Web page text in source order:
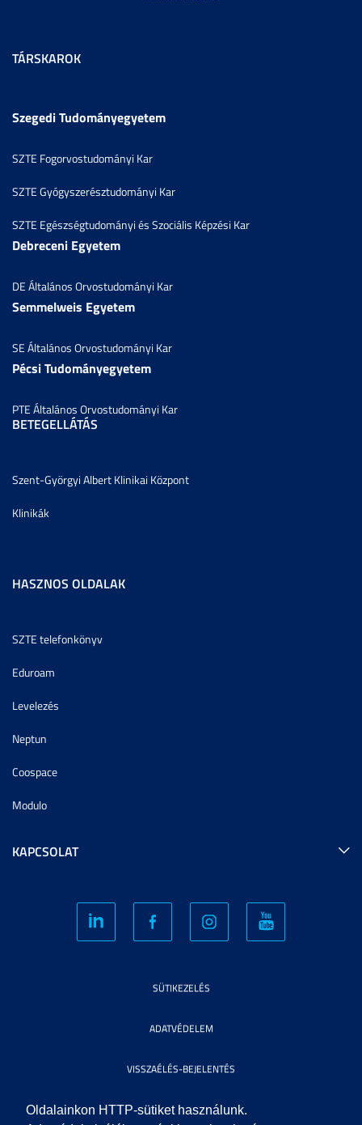
Oldalainkon HTTP-sütiket használunk.
TÁRSKAROK
Szegedi Tudományegyetem
SZTE Fogorvostudományi Kar
SZTE Gyógyszerésztudományi Kar
SZTE Egészségtudományi és Szociális Képzési Kar
Debreceni Egyetem
DE Általános Orvostudományi Kar
Semmelweis Egyetem
SE Általános Orvostudományi Kar
Pécsi Tudományegyetem
PTE Általános Orvostudományi Kar
BETEGELLÁTÁS
Szent-Györgyi Albert Klinikai Központ
Klinikák
HASZNOS OLDALAK
SZTE telefonkönyv
Eduroam
Levelezés
Neptun
Coospace
Modulo
KAPCSOLAT
SÜTIKEZELÉS
ADATVÉDELEM
VISSZAÉLÉS-BEJELENTÉS
KÖZÉRDEKŰ ADATOK